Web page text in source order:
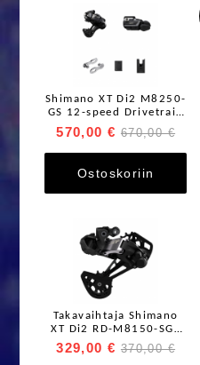
Shimano XT Di2 M8250-
GS 12-speed Drivetrain
Upgrade Kit I-Spec EV
570,00 € 670,00 €
Ostoskoriin
Takavaihtaja Shimano
XT Di2 RD-M8150-SGS
12s
329,00 € 370,00 €